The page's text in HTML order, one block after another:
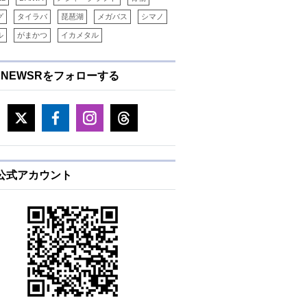
タイラバ 琵琶湖 メガバス シマノ
がまかつ イカメタル
をフォローする
式アカウント